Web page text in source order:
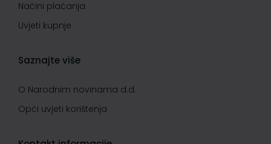
Načini plaćanja
Uvjeti kupnje
Saznajte više
O Narodnim novinama d.d.
Opći uvjeti korištenja